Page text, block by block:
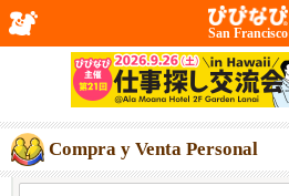
San Francisco
Compra y Venta Personal